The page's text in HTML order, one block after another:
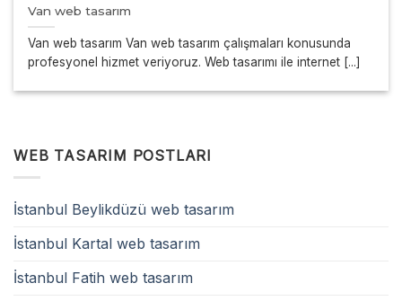
Van web tasarım
Van web tasarım Van web tasarım çalışmaları konusunda
profesyonel hizmet veriyoruz. Web tasarımı ile internet [...]
WEB TASARIM POSTLARI
İstanbul Beylikdüzü web tasarım
İstanbul Kartal web tasarım
İstanbul Fatih web tasarım